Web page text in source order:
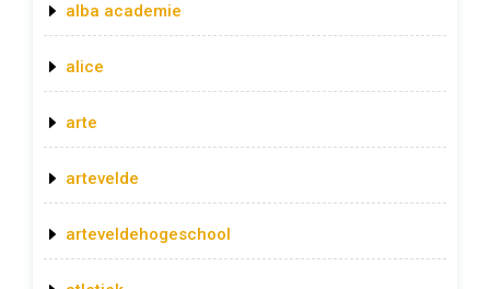
alba academie
alice
arte
artevelde
arteveldehogeschool